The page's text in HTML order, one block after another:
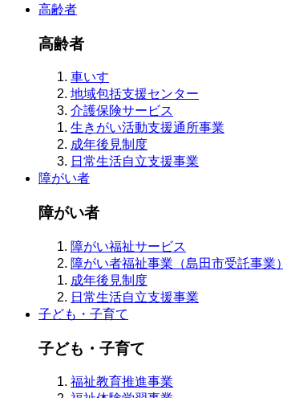
高齢者
高齢者
車いす
地域包括支援センター
介護保険サービス
生きがい活動支援通所事業
成年後見制度
日常生活自立支援事業
障がい者
障がい者
障がい福祉サービス
障がい者福祉事業（島田市受託事業）
成年後見制度
日常生活自立支援事業
子ども・子育て
子ども・子育て
福祉教育推進事業